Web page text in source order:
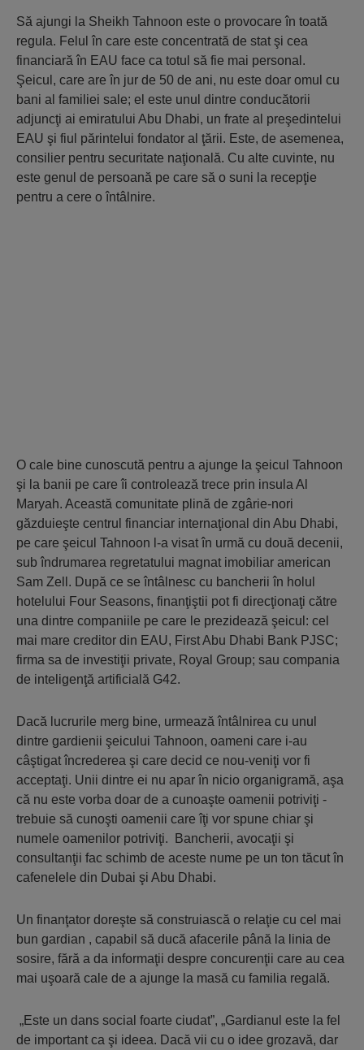
Să ajungi la Sheikh Tahnoon este o provocare în toată
regula. Felul în care este concentrată de stat şi cea
financiară în EAU face ca totul să fie mai personal.
Şeicul, care are în jur de 50 de ani, nu este doar omul cu
bani al familiei sale; el este unul dintre conducătorii
adjuncţi ai emiratului Abu Dhabi, un frate al preşedintelui
EAU şi fiul părintelui fondator al ţării. Este, de asemenea,
consilier pentru securitate naţională. Cu alte cuvinte, nu
este genul de persoană pe care să o suni la recepţie
pentru a cere o întâlnire.
O cale bine cunoscută pentru a ajunge la şeicul Tahnoon
şi la banii pe care îi controlează trece prin insula Al
Maryah. Această comunitate plină de zgârie-nori
găzduieşte centrul financiar internaţional din Abu Dhabi,
pe care şeicul Tahnoon l-a visat în urmă cu două decenii,
sub îndrumarea regretatului magnat imobiliar american
Sam Zell. După ce se întâlnesc cu bancherii în holul
hotelului Four Seasons, finanţiştii pot fi direcţionaţi către
una dintre companiile pe care le prezidează şeicul: cel
mai mare creditor din EAU, First Abu Dhabi Bank PJSC;
firma sa de investiţii private, Royal Group; sau compania
de inteligenţă artificială G42.
Dacă lucrurile merg bine, urmează întâlnirea cu unul
dintre gardienii şeicului Tahnoon, oameni care i-au
câştigat încrederea şi care decid ce nou-veniţi vor fi
acceptaţi. Unii dintre ei nu apar în nicio organigramă, aşa
că nu este vorba doar de a cunoaşte oamenii potriviţi -
trebuie să cunoşti oamenii care îţi vor spune chiar şi
numele oamenilor potriviţi. Bancherii, avocaţii şi
consultanţii fac schimb de aceste nume pe un ton tăcut în
cafenelele din Dubai şi Abu Dhabi.
Un finanţator doreşte să construiască o relaţie cu cel mai
bun gardian , capabil să ducă afacerile până la linia de
sosire, fără a da informaţii despre concurenţii care au cea
mai uşoară cale de a ajunge la masă cu familia regală.
„Este un dans social foarte ciudat”, „Gardianul este la fel
de important ca şi ideea. Dacă vii cu o idee grozavă, dar